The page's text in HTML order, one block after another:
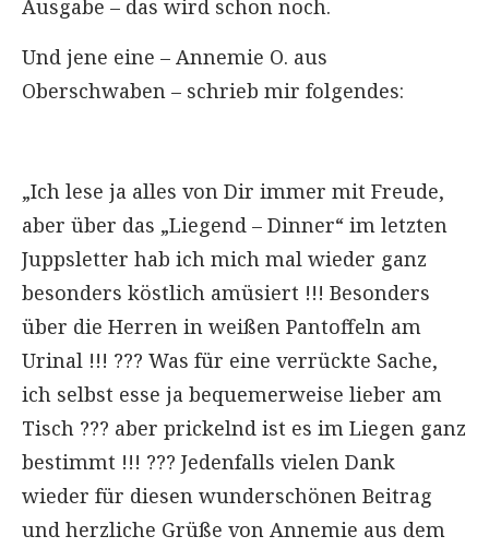
Ausgabe – das wird schon noch.
Und jene eine – Annemie O. aus
Oberschwaben – schrieb mir folgendes:
„Ich lese ja alles von Dir immer mit Freude,
aber über das „Liegend – Dinner“ im letzten
Juppsletter hab ich mich mal wieder ganz
besonders köstlich amüsiert !!! Besonders
über die Herren in weißen Pantoffeln am
Urinal !!! ??? Was für eine verrückte Sache,
ich selbst esse ja bequemerweise lieber am
Tisch ??? aber prickelnd ist es im Liegen ganz
bestimmt !!! ??? Jedenfalls vielen Dank
wieder für diesen wunderschönen Beitrag
und herzliche Grüße von Annemie aus dem